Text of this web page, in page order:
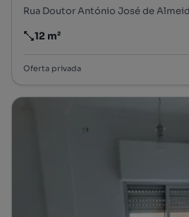
Preço por metro quadrado
12 m²
Oferta privada